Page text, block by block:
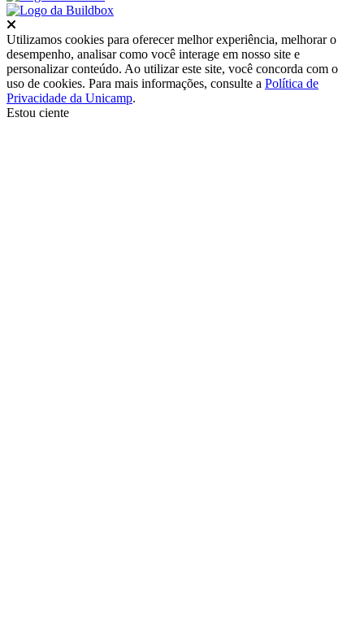
Utilizamos cookies para oferecer melhor experiência, melhorar o
desempenho, analisar como você interage em nosso site e
personalizar conteúdo. Ao utilizar este site, você concorda com o
uso de cookies. Para mais informações, consulte a Política de
Privacidade da Unicamp.
Estou ciente